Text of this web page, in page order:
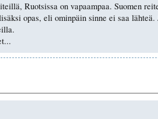
Ruotsissa on vapaampaa. Suomen
opas, eli ominpäin sinne ei saa